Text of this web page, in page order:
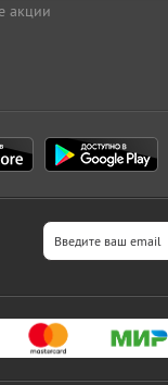
акции